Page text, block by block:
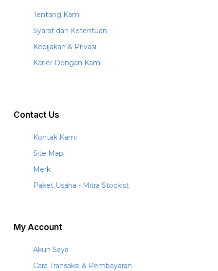
Tentang Kami
Syarat dan Ketentuan
Kebijakan & Privasi
Karier Dengan Kami
Contact Us
Kontak Kami
Site Map
Merk
Paket Usaha - Mitra Stockist
My Account
Akun Saya
Cara Transaksi & Pembayaran